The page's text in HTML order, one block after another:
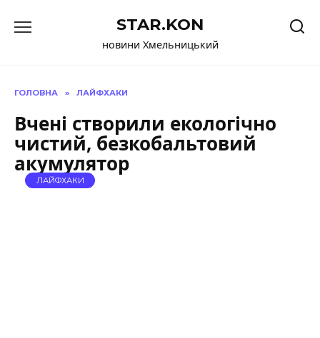
до
STAR.KON
новини Хмельницький
ГОЛОВНА » ЛАЙФХАКИ
Вчені створили екологічно
чистий, безкобальтовий
акумулятор
ЛАЙФХАКИ